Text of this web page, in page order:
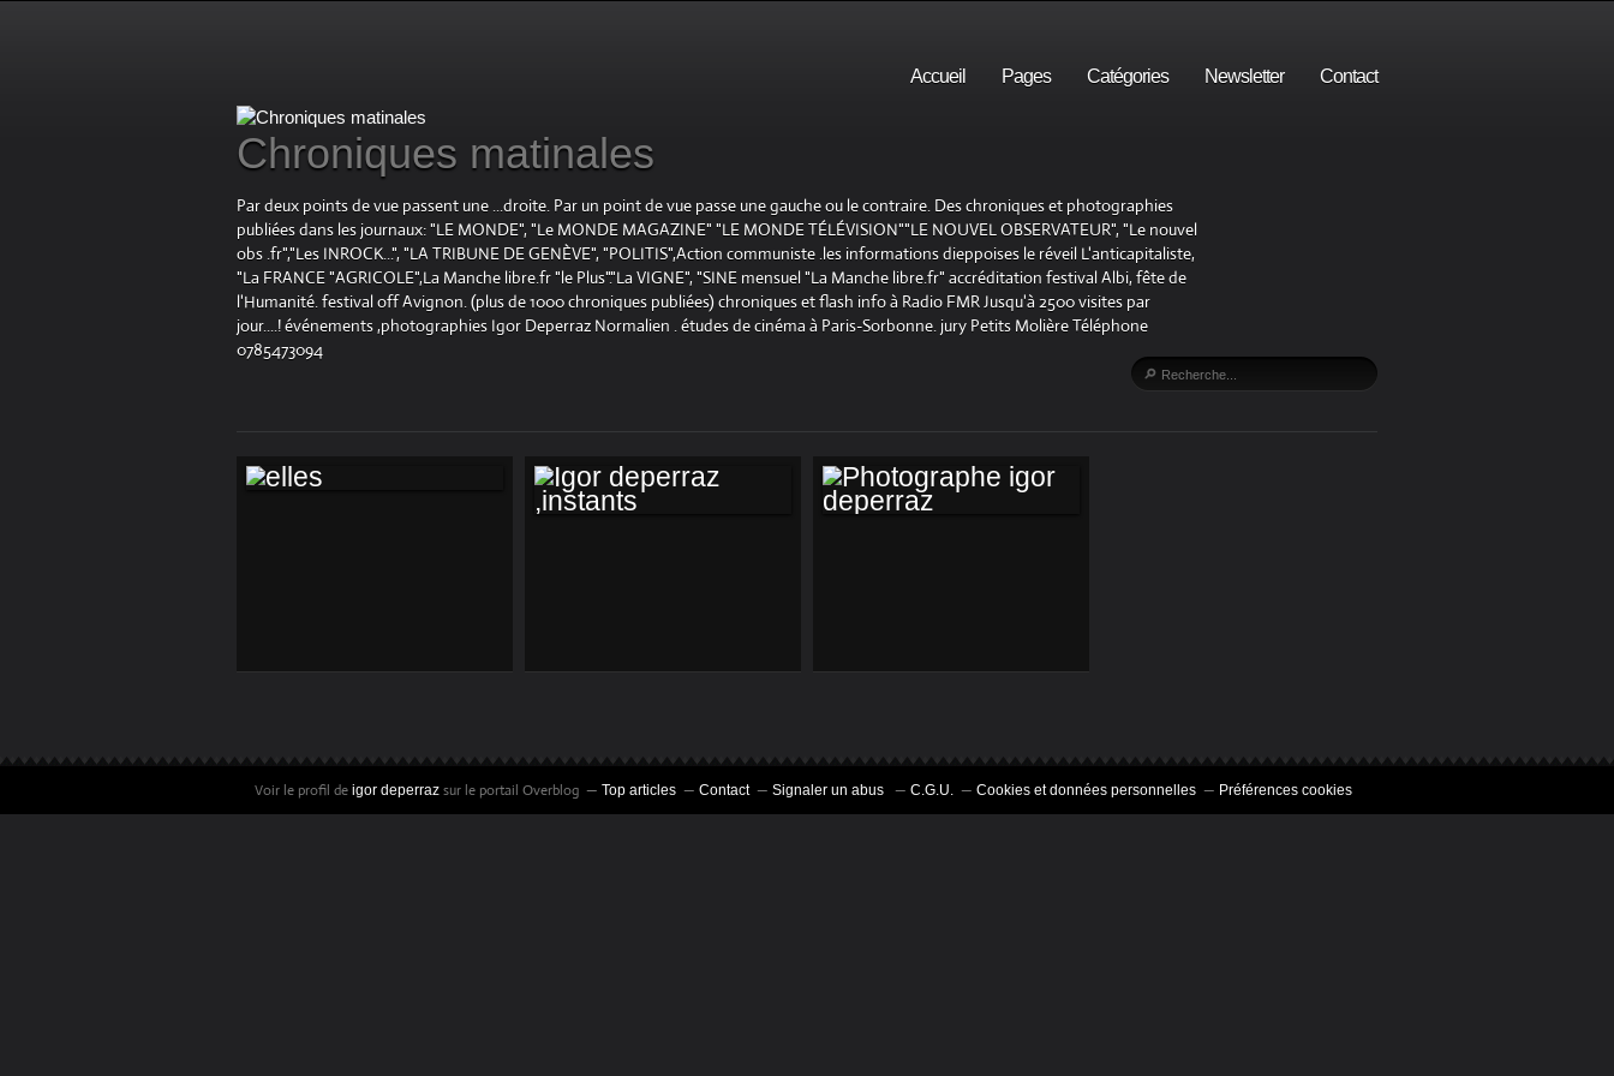
Accueil Pages Catégories Newsletter Contact
Chroniques matinales
Par deux points de vue passent une ...droite. Par un point de vue passe une gauche ou le contraire. Des chroniques et photographies
publiées dans les journaux: "LE MONDE", "Le MONDE MAGAZINE" "LE MONDE TÉLÉVISION""LE NOUVEL OBSERVATEUR", "Le nouvel
obs .fr","Les INROCK...", "LA TRIBUNE DE GENÈVE", "POLITIS",Action communiste .les informations dieppoises le réveil L'anticapitaliste,
"La FRANCE "AGRICOLE",La Manche libre.fr "le Plus"."La VIGNE", "SINE mensuel "La Manche libre.fr" accréditation festival Albi, fête de
l'Humanité. festival off Avignon. (plus de 1000 chroniques publiées) chroniques et flash info à Radio FMR Jusqu'à 2500 visites par
jour....! événements ,photographies Igor Deperraz Normalien . études de cinéma à Paris-Sorbonne. jury Petits Molière Téléphone
0785473094
Voir le profil de igor deperraz sur le portail Overblog Top articles Contact Signaler un abus C.G.U. Cookies et données personnelles Préférences cookies